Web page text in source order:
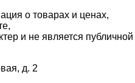
о товарах и ценах,
и не является публичной
д. 2